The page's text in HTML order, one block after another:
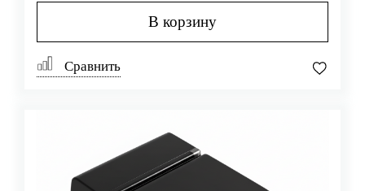
В корзину
Сравнить